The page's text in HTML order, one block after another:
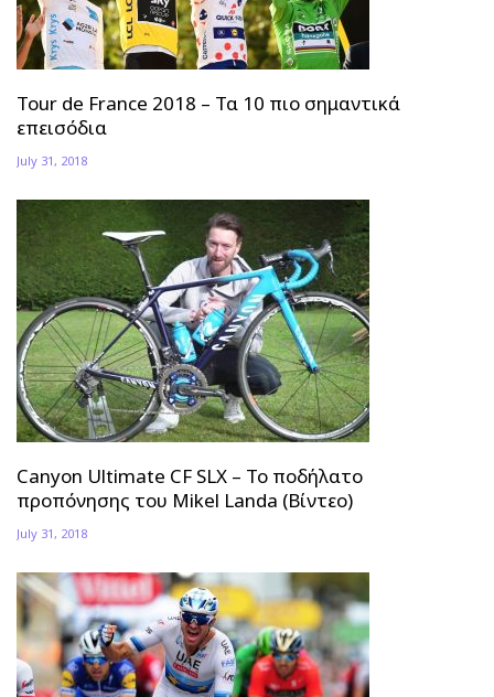
Tour de France 2018 – Τα 10 πιο σημαντικά
επεισόδια
July 31, 2018
Canyon Ultimate CF SLX – Το ποδήλατο
προπόνησης του Mikel Landa (Βίντεο)
July 31, 2018